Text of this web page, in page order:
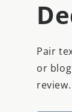
Pair
or
review.